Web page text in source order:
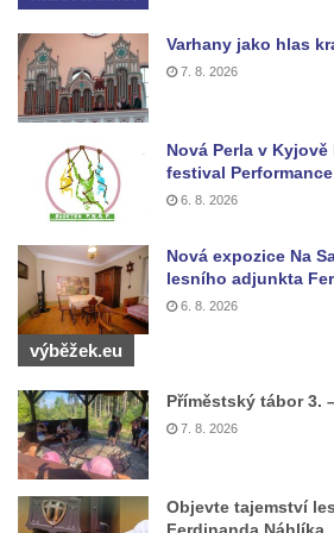
Pomník obětem válek před hřbitovem v
Hostíně u Vojkovic
Kenotaf Václava Floriána na hřbitově v
Lužci nad Vltavou
Kenotaf Miloslava Švice na hřbitově v
nad Vltavou
Hrob Václava Kufnera na hřbitově v
nad Vltavou
Pomník vojákům Rudé armády na
v Lužci nad Vltavou
Pomník Ladislava Sedláčka a Karla
silnice severně od Lužce nad Vltavou
Kenotaf Alfeda Harnische na hřbitově v
Hrobčicích
Varhany jako hlas
7. 8. 2026
Nová Perla v
festival
6. 8. 2026
Nová expozice Na
lesního adjunkta
6. 8. 2026
výběžek.eu
Příměstský tábor 3.
7. 8. 2026
Objevte tajemství